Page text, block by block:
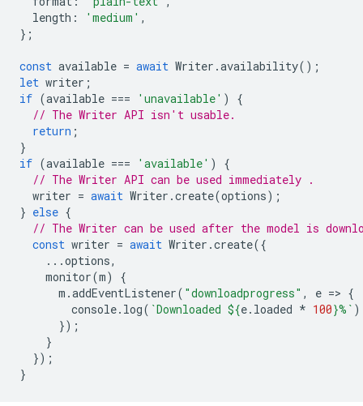
length : 'medium' ,
};
const available = await Writer .availability();
let writer ;
if (available === 'unavailable' )
{
// The Writer API isn't usable.
return ;
}
if (available === 'available' )
{
// The Writer API can be used immediately .
writer = await Writer .create(options);
} else {
// The Writer can be used after the model is
const writer = await Writer .create({
...options,
monitor(m)
{
m .addEventListener( "downloadprogress" , e => {
console. log( `Downloaded ${e. loaded * 100}%`
});
}
});
}